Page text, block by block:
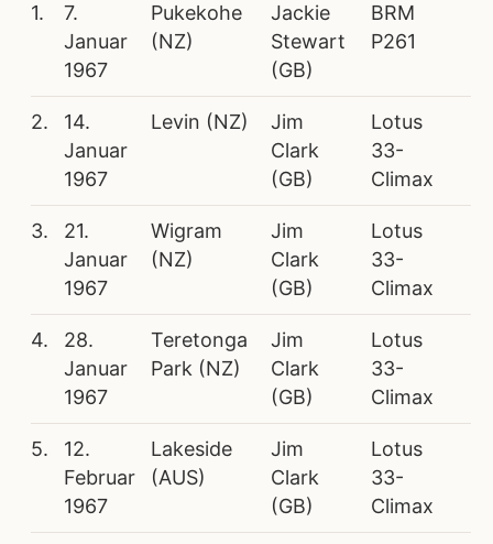
1.
7.
Januar
1967
Pukekohe
(NZ)
Jackie
Stewart
(GB)
BRM
P261
2.
14.
Januar
1967
Levin (NZ)
Jim
Clark
(GB)
Lotus
33-
Climax
3.
21.
Januar
1967
Wigram
(NZ)
Jim
Clark
(GB)
Lotus
33-
Climax
4.
28.
Januar
1967
Teretonga
Park (NZ)
Jim
Clark
(GB)
Lotus
33-
Climax
5.
12.
Februar
1967
Lakeside
(AUS)
Jim
Clark
(GB)
Lotus
33-
Climax